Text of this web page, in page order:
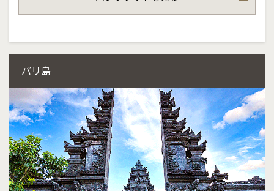
の上質で充実したシンガポール旅行をお楽しみくだ
バリ島